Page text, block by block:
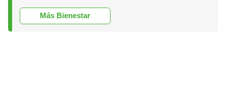
Más Bienestar